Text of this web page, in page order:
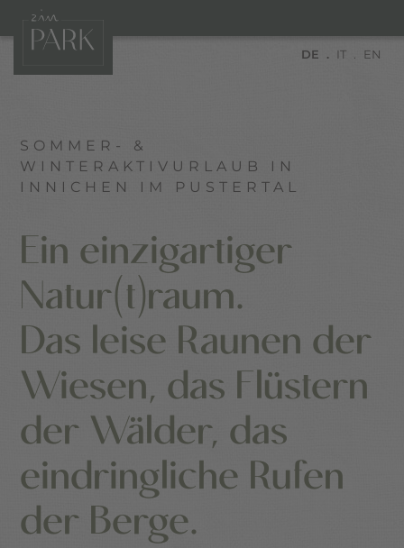
DE IT EN
SOMMER- &
WINTERAKTIVURLAUB IN
INNICHEN IM PUSTERTAL
Ein einzigartiger
Natur(t)raum.
Das leise Raunen der
Wiesen, das Flüstern
der Wälder, das
eindringliche Rufen
der Berge.